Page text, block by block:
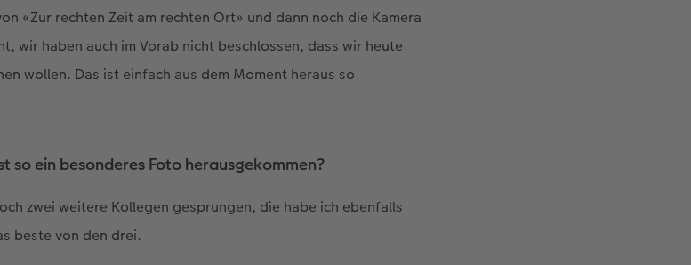
«Zur rechten Zeit am rechten Ort» und dann noch die Kamera
wir haben auch im Vorab nicht beschlossen, dass wir heute
wollen. Das ist einfach aus dem Moment heraus so
so ein besonderes Foto herausgekommen?
zwei weitere Kollegen gesprungen, die habe ich ebenfalls
beste von den drei.